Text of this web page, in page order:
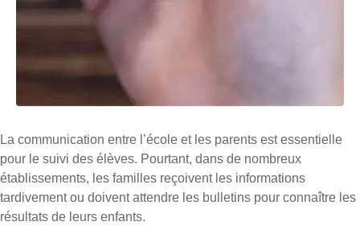
La communication entre l’école et les parents est essentielle
pour le suivi des élèves. Pourtant, dans de nombreux
établissements, les familles reçoivent les informations
tardivement ou doivent attendre les bulletins pour connaître les
résultats de leurs enfants.